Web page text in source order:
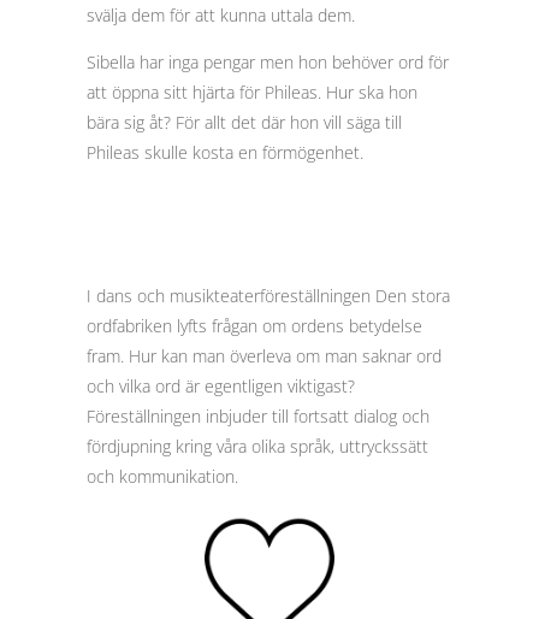
svälja dem för att kunna uttala dem.
Sibella har inga pengar men hon behöver ord för
att öppna sitt hjärta för Phileas. Hur ska hon
bära sig åt? För allt det där hon vill säga till
Phileas skulle kosta en förmögenhet.
I dans och musikteaterföreställningen Den stora
ordfabriken lyfts frågan om ordens betydelse
fram. Hur kan man överleva om man saknar ord
och vilka ord är egentligen viktigast?
Föreställningen inbjuder till fortsatt dialog och
fördjupning kring våra olika språk, uttryckssätt
och kommunikation.